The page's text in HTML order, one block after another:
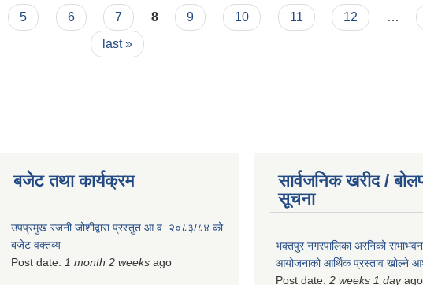
5 6 7 8 9 10 11 12 …
last »
बजेट तथा कार्यक्रम
उपप्रमुख रजनी जोशीद्वारा प्रस्तुत आ.व. २०८३/८४ को
बजेट वक्तव्य
Post date: 1 month 2 weeks ago
सार्वजनिक खरीद /
सूचना
भक्तपुर नगरपालिका अरनिको सभाभवन
आयोजनाको आर्थिक प्रस्ताव खोल्ने
Post date: 2 weeks 1 dayago